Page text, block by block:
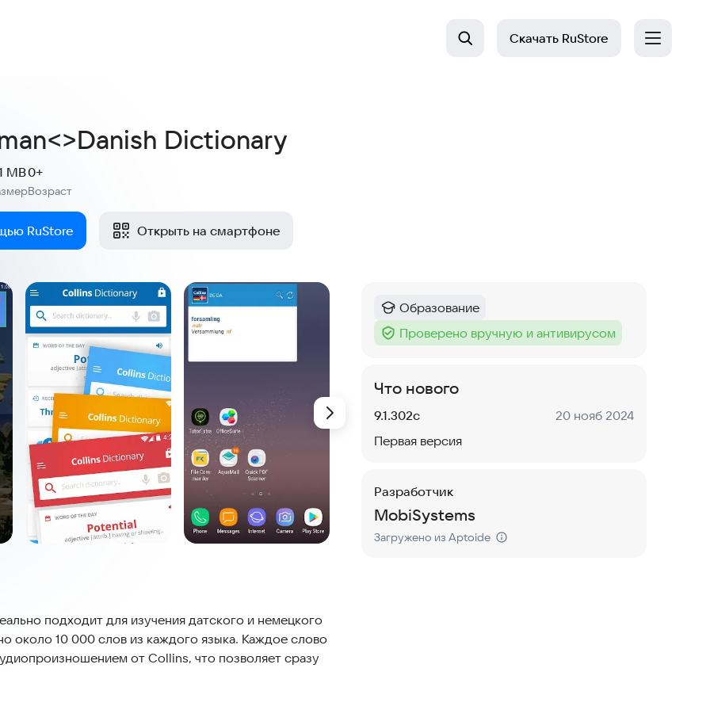
Скачать RuStore
Dictionary
MB
Возраст
0+
RuStore Открыть на смартфоне
подходит для изучения датского и немецкого
около 10 000 слов из каждого языка. Каждое слово
от Collins, что позволяет сразу
Категория:
Образование
Тег :
Проверено вручную и антивирусом
Что нового
Версия:
9.1.302c Дата:
20 нояб 2024
Первая версия
Разработчик
MobiSystems
Загружено из Aptoide